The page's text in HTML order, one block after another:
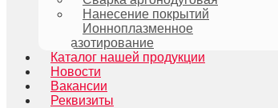
Нанесение покрытий
Ионноплазменное
азотирование
Каталог нашей продукции
Новости
Вакансии
Реквизиты